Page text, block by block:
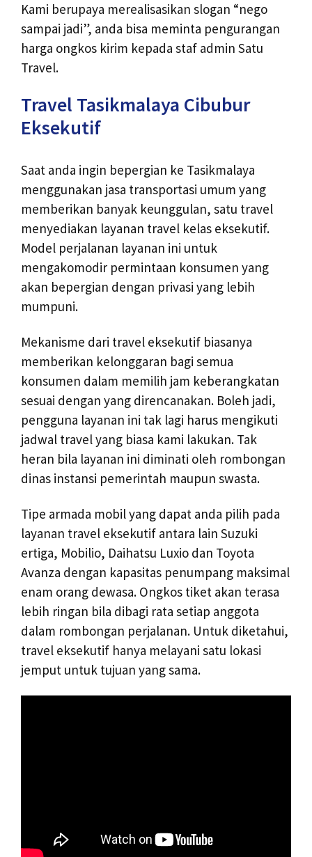
Kami berupaya merealisasikan slogan “nego
sampai jadi”, anda bisa meminta pengurangan
harga ongkos kirim kepada staf admin Satu
Travel.
Travel Tasikmalaya Cibubur
Eksekutif
Saat anda ingin bepergian ke Tasikmalaya
menggunakan jasa transportasi umum yang
memberikan banyak keunggulan, satu travel
menyediakan layanan travel kelas eksekutif.
Model perjalanan layanan ini untuk
mengakomodir permintaan konsumen yang
akan bepergian dengan privasi yang lebih
mumpuni.
Mekanisme dari travel eksekutif biasanya
memberikan kelonggaran bagi semua
konsumen dalam memilih jam keberangkatan
sesuai dengan yang direncanakan. Boleh jadi,
pengguna layanan ini tak lagi harus mengikuti
jadwal travel yang biasa kami lakukan. Tak
heran bila layanan ini diminati oleh rombongan
dinas instansi pemerintah maupun swasta.
Tipe armada mobil yang dapat anda pilih pada
layanan travel eksekutif antara lain Suzuki
ertiga, Mobilio, Daihatsu Luxio dan Toyota
Avanza dengan kapasitas penumpang maksimal
enam orang dewasa. Ongkos tiket akan terasa
lebih ringan bila dibagi rata setiap anggota
dalam rombongan perjalanan. Untuk diketahui,
travel eksekutif hanya melayani satu lokasi
jemput untuk tujuan yang sama.